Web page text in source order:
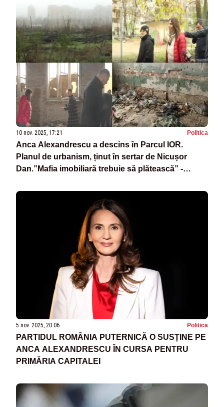
10 nov. 2025, 17:21 Politica
Anca Alexandrescu a descins în Parcul IOR.
Planul de urbanism, ținut în sertar de Nicușor
Dan.”Mafia imobiliară trebuie să plătească” -
5 nov. 2025, 20:06 Politica
PARTIDUL ROMÂNIA PUTERNICĂ O SUSȚINE PE
ANCA ALEXANDRESCU ÎN CURSA PENTRU
PRIMĂRIA CAPITALEI